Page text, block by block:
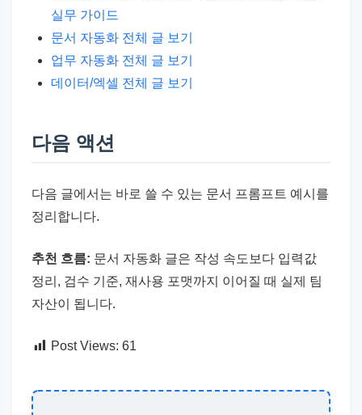
실무 가이드
문서 자동화 전체 글 보기
업무 자동화 전체 글 보기
데이터/엑셀 전체 글 보기
다음 액션
다음 글에서는 바로 쓸 수 있는 문서 프롬프트 예시를
정리합니다.
추천 흐름: 문서 자동화 글은 작성 속도보다 입력값
정리, 검수 기준, 재사용 포맷까지 이어질 때 실제 팀
자산이 됩니다.
Post Views: 61